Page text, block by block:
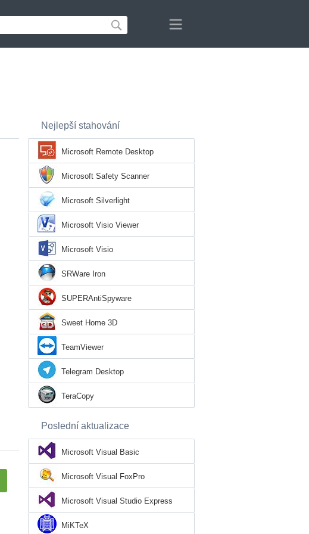
Nejlepší stahování
Microsoft Remote Desktop
Microsoft Safety Scanner
Microsoft Silverlight
Microsoft Visio Viewer
Microsoft Visio
SRWare Iron
SUPERAntiSpyware
Sweet Home 3D
TeamViewer
Telegram Desktop
TeraCopy
Poslední aktualizace
Microsoft Visual Basic
Microsoft Visual FoxPro
Microsoft Visual Studio Express
MiKTeX